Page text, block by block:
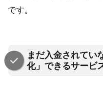
です。
まだ入金されてい
化」できるサービ